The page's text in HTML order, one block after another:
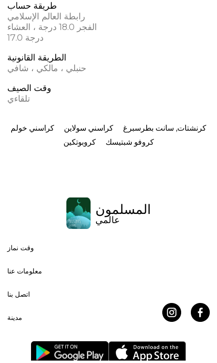
طريقة حساب
رابطة العالم الإسلامي
الفجر 18.0 درجة ، العشاء
17.0 درجة
الطريقة القانونية
حنبلي ، مالكي ، شافي
وقت الصيف
تلقاءي
كراسني خولم كراسني سولاين
كرنشتات, سانت بطرسبرغ
كروبوتكين
كروفو شبتيسك
المسلمون
عالمي
وقت نماز
معلومات عنا
اتصل بنا
مدينة